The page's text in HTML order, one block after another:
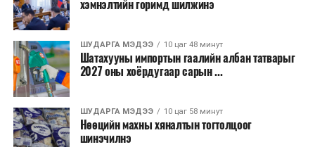
ТЭРЭЛЖ ОРЧМООР:Багавтар үүлтэй.
Бороо орохгүй. Салхи баруун хойноос
секундэд 4-9 метр. 25-27 хэм дулаан
байна.
2026 оны наймдугаар сарын 07-ноос
2026 оны наймдугаар сарын 11-нийг хүртэлх
цаг агаарын урьдчилсан төлөв
хэмнэлтийн горимд шилжинэ
ШУДАРГА МЭДЭЭ 10 цаг 48 минут
Шатахууны импортын гаалийн албан татварыг
2027 оны хоёрдугаар сарын ...
ШУДАРГА МЭДЭЭ 10 цаг 58 минут
Нөөцийн махны хяналтын тогтолцоог
шинэчилнэ